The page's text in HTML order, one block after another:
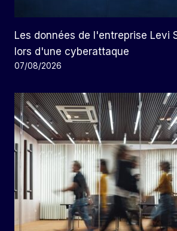
Les données de l'entreprise Levi
lors d'une cyberattaque
07/08/2026